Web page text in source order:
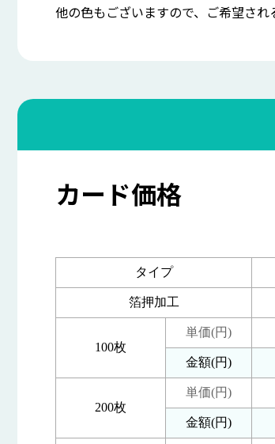
他の色もございますので、ご希望され
カード価格
タイプ
箔押加工
100枚
単価(円)
金額(円)
200枚
単価(円)
金額(円)